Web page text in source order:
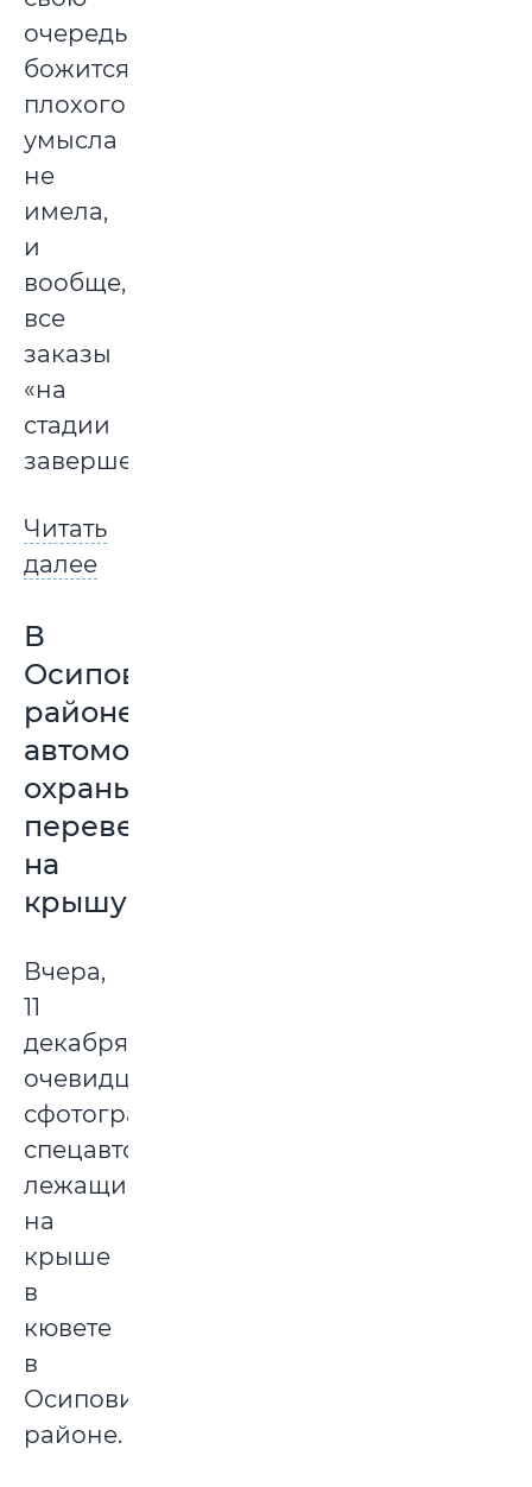
очередь,
божится:
плохого
умысла
не
имела,
и
вообще,
все
заказы
«на
стадии
завершения».
Читать
далее
В
Осиповичском
районе
автомобиль
охраны
перевернулся
на
крышу
Вчера,
11
декабря,
очевидцы
сфотографировали
спецавтомобиль,
лежащий
на
крыше
в
кювете
в
Осиповичском
районе.